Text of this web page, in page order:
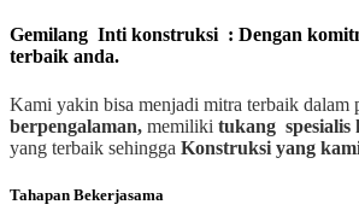
Gemilang Inti konstruksi : Dengan
terbaik anda.
Kami yakin bisa menjadi mitra terbaik dalam
berpengalaman, memiliki tukang spesialis
yang terbaik sehingga Konstruksi yang
Tahapan Bekerjasama